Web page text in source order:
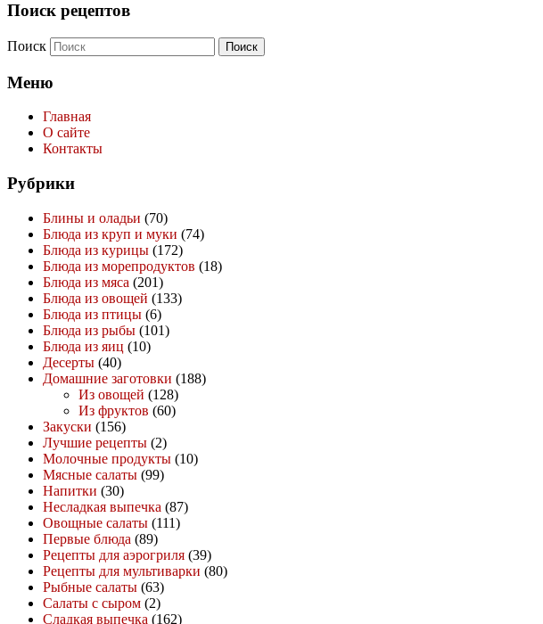
Поиск рецептов
Поиск
Меню
Главная
О сайте
Контакты
Рубрики
Блины и оладьи (70)
Блюда из круп и муки (74)
Блюда из курицы (172)
Блюда из морепродуктов (18)
Блюда из мяса (201)
Блюда из овощей (133)
Блюда из птицы (6)
Блюда из рыбы (101)
Блюда из яиц (10)
Десерты (40)
Домашние заготовки (188)
Из овощей (128)
Из фруктов (60)
Закуски (156)
Лучшие рецепты (2)
Молочные продукты (10)
Мясные салаты (99)
Напитки (30)
Несладкая выпечка (87)
Овощные салаты (111)
Первые блюда (89)
Рецепты для аэрогриля (39)
Рецепты для мультиварки (80)
Рыбные салаты (63)
Салаты с сыром (2)
Сладкая выпечка (162)